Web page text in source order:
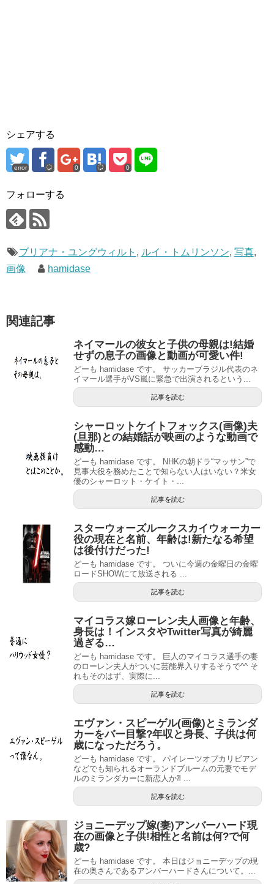
シェアする
error 0 0
フォローする
ブリアナ・ユングウィルト , ルイ・トムリンソン, 写真,
画像
hamidase
関連記事
ネイマールの彼女と子供の母親は!結婚
せずの息子の画像と動画が可愛い件!
どーも hamidase です。 サッカーブラジル代表のネ
イマール選手がVS嵐に緊急で出演されるという...
記事を読む
シャーロットケイトフォックス(画像)夫
(旦那)との結婚話が映画のような動画で
感動…
どーも hamidase です。 NHKの朝ドラ“マッサン”で
見事大役を務めたことで知らない人はいない？米女
優のシャーロット・ケイト・...
記事を読む
スターウォーズルークスカイウォーカー
役の現在と名前、年齢は!新たなる希望
は後付けだった!
どーも hamidase です。 ついに今週の金曜日の金曜
ロードSHOWにて放送される ...
記事を読む
マイコラス嫁ローレン夫人画像と年齢、
身長は！インスタやTwitter写真が綺麗
過ぎる…
どーも hamidase です。 巨人のマイコラス選手の妻
のローレン夫人がついに芸能界入りするそうで^^ そ
れもそのはず、実際に...
記事を読む
エヴァン・スピーゲル(画像)とミランダ
カーをバー目撃?年収と身長、子供は何
歳になっただろう。
どーも hamidase です。 パイレーツオブカリビアン
などでも知られるオーランドブルームの元妻でモデ
ルのミランダカーに新恋人か⁈ ...
記事を読む
ジョニーデップ嫁(妻)アンバーハード現
在の画像と子供!相性と名前は何?で何
歳?
どーも hamidase です。 本日はジョニーデップの現
在の奥さんであるアンバーハードさんについて。...